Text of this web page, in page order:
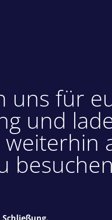
uns für
und
weiterhin